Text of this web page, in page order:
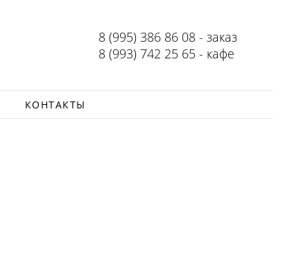
8 (995) 386 86 08 - заказ
8 (993) 742 25 65 - кафе
КОНТАКТЫ